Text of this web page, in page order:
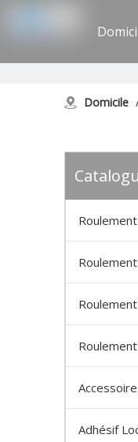
Domicile
Adhésif